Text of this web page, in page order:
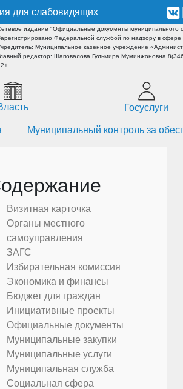
для слабовидящих
издание "Официальные документы муниципального
Федеральной службой по надзору в
Муниципальное казённое учреждение
редактор: Шаповалова Гульмира Муминжоновна
Госуслуги
Муниципальный контроль за
Визитная карточка
Органы местного
самоуправления
ЗАГС
Избирательная комиссия
Экономика и финансы
Бюджет для граждан
Инициативные проекты
Официальные документы
Муниципальные закупки
Муниципальные услуги
Муниципальная служба
Социальная сфера